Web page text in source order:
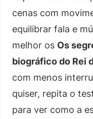
cenas com
equilibrar fala e
melhor os Os
biográfico do Rei
com menos
quiser, repita o
para ver como a